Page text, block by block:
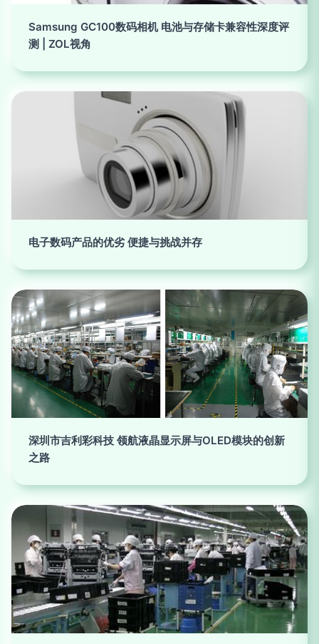
Samsung GC100数码相机 电池与存储卡兼容性深度评
测 | ZOL视角
电子数码产品的优劣 便捷与挑战并存
深圳市吉利彩科技 领航液晶显示屏与OLED模块的创新
之路